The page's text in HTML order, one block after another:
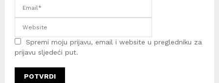
Spremi moju prijavu, email i website u pregledniku za
prijavu sljedeći put.